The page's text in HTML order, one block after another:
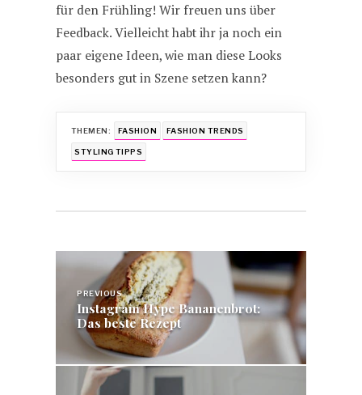
für den Frühling! Wir freuen uns über
Feedback. Vielleicht habt ihr ja noch ein
paar eigene Ideen, wie man diese Looks
besonders gut in Szene setzen kann?
THEMEN: FASHION FASHION TRENDS
STYLING TIPPS
Beitragsnavigation
PREVIOUS
Instagram Hype Bananenbrot:
Das beste Rezept